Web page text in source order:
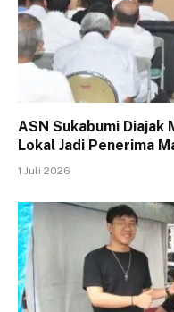
ASN Sukabumi Diajak
Lokal Jadi Penerima
1 Juli 2026